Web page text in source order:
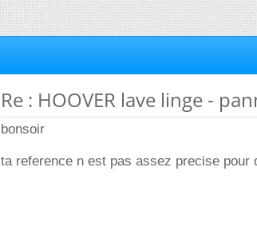
Re : HOOVER lave linge -
bonsoir
ta reference n est pas assez precise